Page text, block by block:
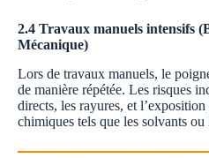
2.4 Travaux manuels intensifs
Mécanique)
Lors de travaux manuels, le
de manière répétée. Les risques
directs, les rayures, et
chimiques tels que les solvants ou